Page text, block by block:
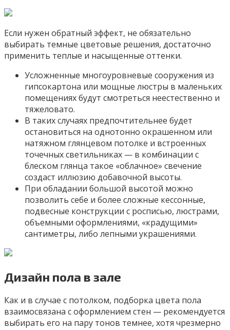
Если нужен обратный эффект, не обязательно
выбирать темные цветовые решения, достаточно
применить теплые и насыщенные оттенки.
Усложненные многоуровневые сооружения из
гипсокартона или мощные люстры в маленьких
помещениях будут смотреться неестественно и
тяжеловато.
В таких случаях предпочтительнее будет
остановиться на однотонно окрашенном или
натяжном глянцевом потолке и встроенных
точечных светильниках — в комбинации с
блеском глянца такое «облачное» свечение
создаст иллюзию добавочной высоты.
При обладании большой высотой можно
позволить себе и более сложные кессонные,
подвесные конструкции с росписью, люстрами,
объемными оформлениями, «крадущими»
сантиметры, либо лепными украшениями.
Дизайн пола в зале
Как и в случае с потолком, подборка цвета пола
взаимосвязана с оформлением стен — рекомендуется
выбирать его на пару тонов темнее, хотя чрезмерно